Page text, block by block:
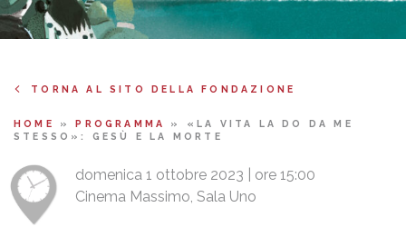
TORNA AL SITO DELLA FONDAZIONE
HOME »PROGRAMMA » «LA VITA LA DO DA ME
STESSO»: GESÙ E LA MORTE
domenica 1 ottobre 2023 | ore 15:00
Cinema Massimo, Sala Uno